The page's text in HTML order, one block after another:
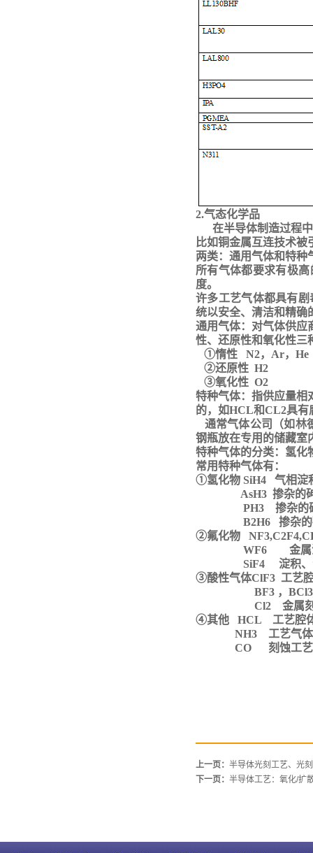
2.气态化学品
在半导体制造过程
比如铜金属互连技术
两类：通用气体和特种
所有气体都要求有极
度。
许多工艺气体都具有
统以安全、清洁和精确
通用气体：对气体供应
性、还原性和氧化性三
①惰性 N2，Ar，He
②还原性 H2
③氧化性 O2
特种气体：指供应量相
的，如HCL和CL2具有
通常气体公司（如林
钢瓶放在专用的储藏室
特种气体的分类：氢化
常用特种气体有：
①氢化物 SiH4 气相淀
AsH3 掺杂的
PH3 掺杂的
B2H6 掺杂的
②氟化物
WF6 金属淀积
SiF4 淀积、注入
③酸性气体ClF3 工艺
BF3 ，BCl3 掺
Cl2 金属刻蚀
④其他 HCL 工艺腔体
NH3 工艺气体
CO 刻蚀工艺
上一页： 半导体光刻工艺、光
下一页： 半导体工艺：氧化/扩